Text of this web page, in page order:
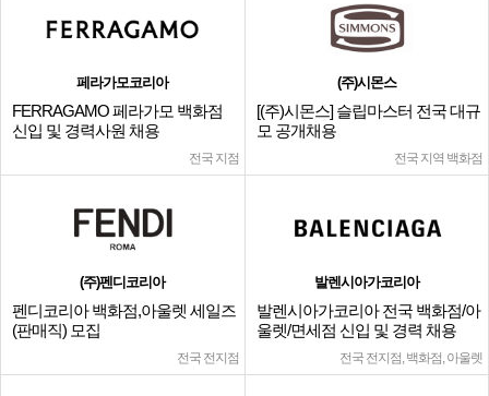
페라가모코리아
FERRAGAMO 페라가모 백화점
신입 및 경력사원 채용
전국 지점
(주)시몬스
[(주)시몬스] 슬립마스터 전국 대규
모 공개채용
전국 지역 백화점
(주)펜디코리아
펜디코리아 백화점,아울렛 세일즈
(판매직) 모집
전국 전지점
발렌시아가코리아
발렌시아가코리아 전국 백화점/아
울렛/면세점 신입 및 경력 채용
전국 전지점, 백화점, 아울렛